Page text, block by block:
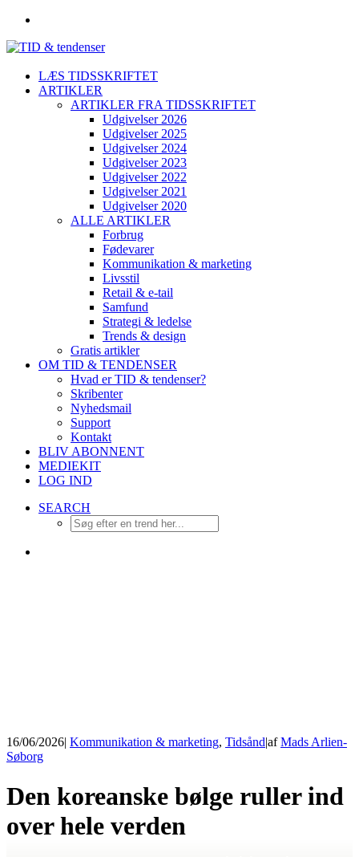
LÆS TIDSSKRIFTET
ARTIKLER
ARTIKLER FRA TIDSSKRIFTET
Udgivelser 2026
Udgivelser 2025
Udgivelser 2024
Udgivelser 2023
Udgivelser 2022
Udgivelser 2021
Udgivelser 2020
ALLE ARTIKLER
Forbrug
Fødevarer
Kommunikation & marketing
Livsstil
Retail & e-tail
Samfund
Strategi & ledelse
Trends & design
Gratis artikler
OM TID & TENDENSER
Hvad er TID & tendenser?
Skribenter
Nyhedsmail
Support
Kontakt
BLIV ABONNENT
MEDIEKIT
LOG IND
SEARCH
16/06/2026| Kommunikation & marketing, Tidsånd|afMads Arlien-
Søborg
Den koreanske bølge ruller ind
over hele verden